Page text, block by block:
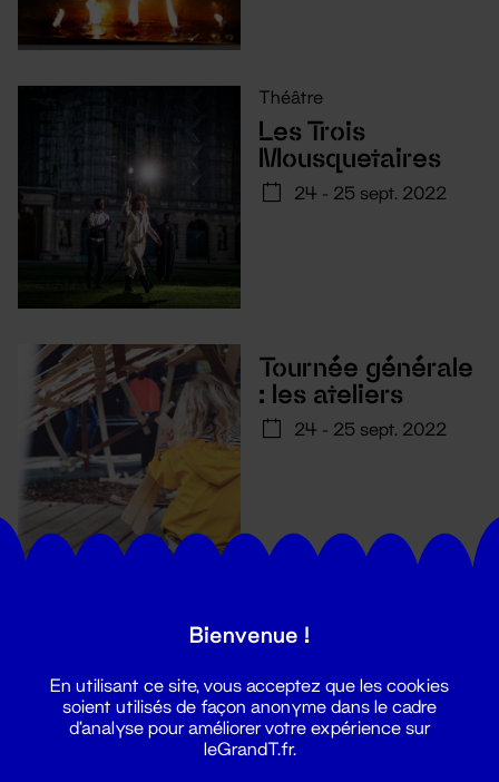
Théâtre
Les Trois
Mousquetaires
24 - 25 sept. 2022
Tournée générale
: les ateliers
24 - 25 sept. 2022
Wonderbraz : DJ
set + 78 RPM
24 - 25 sept. 2022
Bienvenue !
En utilisant ce site, vous acceptez que les cookies
soient utilisés de façon anonyme dans le cadre
d'analyse pour améliorer votre expérience sur
leGrandT.fr.